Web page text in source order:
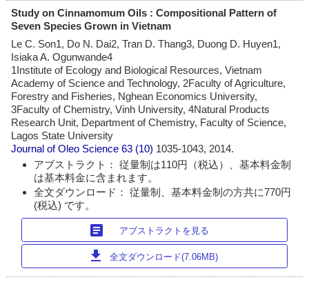
Study on Cinnamomum Oils : Compositional Pattern of
Seven Species Grown in Vietnam
Le C. Son1, Do N. Dai2, Tran D. Thang3, Duong D. Huyen1,
Isiaka A. Ogunwande4
1Institute of Ecology and Biological Resources, Vietnam
Academy of Science and Technology, 2Faculty of Agriculture,
Forestry and Fisheries, Nghean Economics University,
3Faculty of Chemistry, Vinh University, 4Natural Products
Research Unit, Department of Chemistry, Faculty of Science,
Lagos State University
Journal of Oleo Science 63 (10) 1035-1043, 2014.
アブストラクト： 従量制は110円（税込）、基本料金制
は基本料金に含まれます。
全文ダウンロード： 従量制、基本料金制の方共に770円
(税込) です。
article アブストラクトを見る
download 全文ダウンロード(7.06MB)